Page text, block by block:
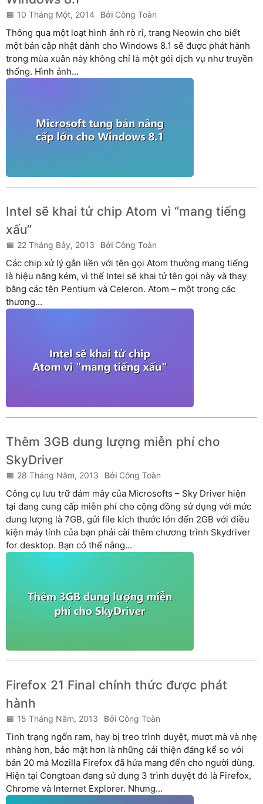
10 Tháng Một, 2014 Công Toàn
Thông qua một loạt hình ảnh rò rỉ, trang Neowin cho biết
một bản cập nhật dành cho Windows 8.1 sẽ được phát hành
trong mùa xuân này không chỉ là một gói dịch vụ như truyền
thống. Hình ảnh...
Intel sẽ khai tử chip Atom vì “mang tiếng
xấu”
22 Tháng Bảy, 2013 Công Toàn
Các chip xử lý gắn liền với tên gọi Atom thường mang tiếng
là hiệu năng kém, vì thế Intel sẽ khai tử tên gọi này và thay
bằng các tên Pentium và Celeron. Atom – một trong các
thương...
Thêm 3GB dung lượng miễn phí cho
SkyDriver
28 Tháng Năm, 2013 Công Toàn
Công cụ lưu trữ đám mây của Microsofts – Sky Driver hiện
tại đang cung cấp miễn phí cho cộng đồng sử dụng với mức
dung lượng là 7GB, gửi file kích thước lớn đến 2GB với điều
kiện máy tính của bạn phải cài thêm chương trình Skydriver
for desktop. Bạn có thể nâng...
Firefox 21 Final chính thức được phát
hành
15 Tháng Năm, 2013 Công Toàn
Tình trạng ngốn ram, hay bị treo trình duyệt, mượt mà và nhẹ
nhàng hơn, bảo mật hơn là những cải thiện đáng kể so với
bản 20 mà Mozilla Firefox đã hứa mang đến cho người dùng.
Hiện tại Congtoan đang sử dụng 3 trình duyệt đó là Firefox,
Chrome và Internet Explorer. Nhưng...